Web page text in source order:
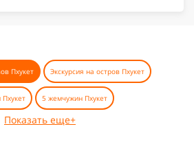
Пхукет Экскурсия на остров Пхукет
Пхукет 5 жемчужин Пхукет
Показать еще+